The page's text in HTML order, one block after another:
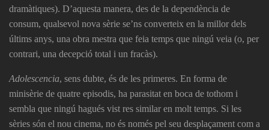
dramàtiques). D’aquesta manera, des de la dependència de
consum, qualsevol nova sèrie se’ns converteix en la millor dels
últims anys, una obra mestra que feia temps que ningú veia (o, per
contrari, una decepció total i un fracàs).
Adolescencia, sens dubte, és de les primeres. En forma de
minisèrie de quatre episodis, ha parasitat en boca de tothom i
sembla que ningú hagués vist res similar en molt temps. Si les
sèries són el nou cinema, no és només pel seu desplaçament com a